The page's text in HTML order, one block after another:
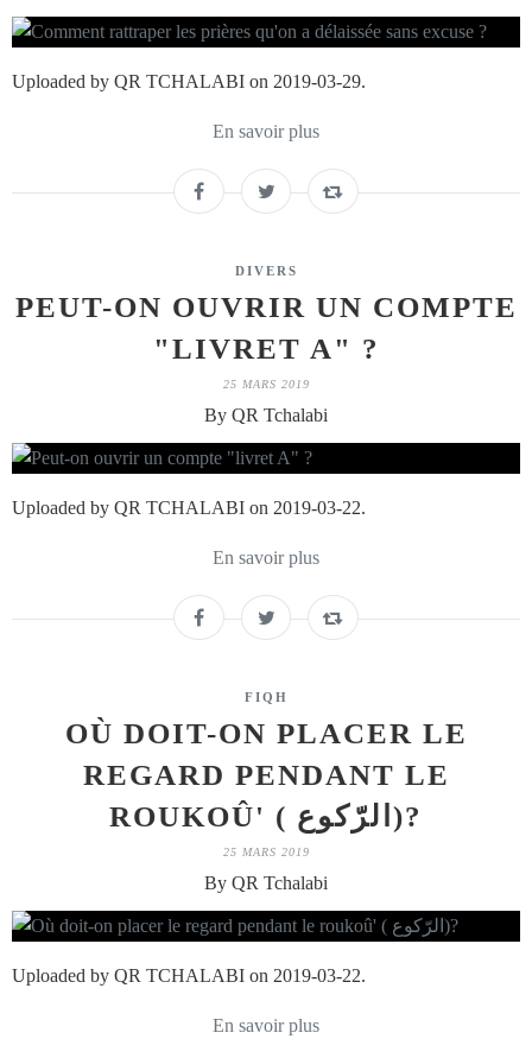
Uploaded by QR TCHALABI on 2019-03-29.
En savoir plus
DIVERS
PEUT-ON OUVRIR UN COMPTE
"LIVRET A" ?
25 MARS 2019
By QR Tchalabi
Uploaded by QR TCHALABI on 2019-03-22.
En savoir plus
FIQH
OÙ DOIT-ON PLACER LE
REGARD PENDANT LE
ROUKOÛ' ( الرّكوع)?
25 MARS 2019
By QR Tchalabi
Uploaded by QR TCHALABI on 2019-03-22.
En savoir plus